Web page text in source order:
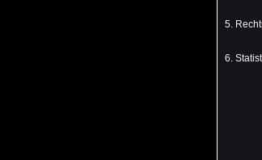
5.
6.